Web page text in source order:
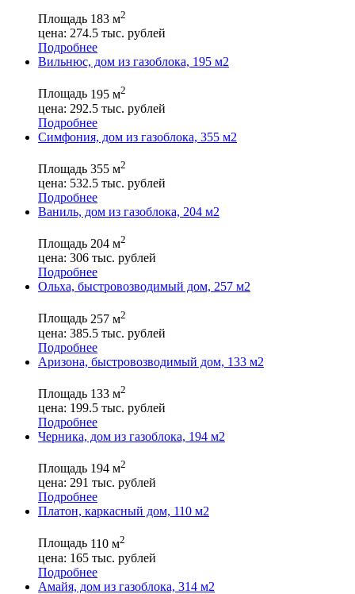
Площадь 183 м2
цена: 274.5 тыс. рублей
Подробнее
Вильнюс, дом из газоблока, 195 м2
Площадь 195 м2
цена: 292.5 тыс. рублей
Подробнее
Симфония, дом из газоблока, 355 м2
Площадь 355 м2
цена: 532.5 тыс. рублей
Подробнее
Ваниль, дом из газоблока, 204 м2
Площадь 204 м2
цена: 306 тыс. рублей
Подробнее
Ольха, быстровозводимый дом, 257 м2
Площадь 257 м2
цена: 385.5 тыс. рублей
Подробнее
Аризона, быстровозводимый дом, 133 м2
Площадь 133 м2
цена: 199.5 тыс. рублей
Подробнее
Черника, дом из газоблока, 194 м2
Площадь 194 м2
цена: 291 тыс. рублей
Подробнее
Платон, каркасный дом, 110 м2
Площадь 110 м2
цена: 165 тыс. рублей
Подробнее
Амайя, дом из газоблока, 314 м2